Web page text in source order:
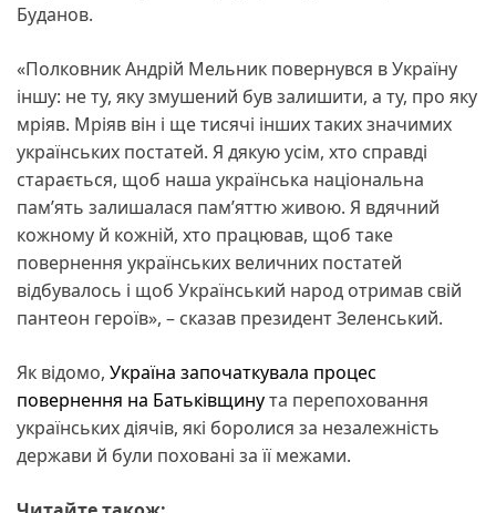
Буданов.
«Полковник Андрій Мельник повернувся в Україну
іншу: не ту, яку змушений був залишити, а ту, про яку
мріяв. Мріяв він і ще тисячі інших таких значимих
українських постатей. Я дякую усім, хто справді
старається, щоб наша українська національна
пам’ять залишалася пам’яттю живою. Я вдячний
кожному й кожній, хто працював, щоб таке
повернення українських величних постатей
відбувалось і щоб Український народ отримав свій
пантеон героїв», – сказав президент Зеленський.
Як відомо, Україна започаткувала процес
повернення на Батьківщинута перепоховання
українських діячів, які боролися за незалежність
держави й були поховані за її межами.